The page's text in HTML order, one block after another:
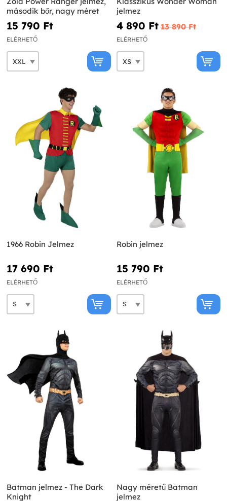
második bőr, nagy méret
15 790 Ft‎
ELÉRHETŐ
jelmez
4 890 Ft‎ 13 890 Ft‎
ELÉRHETŐ
1966 Robin Jelmez
17 690 Ft‎
ELÉRHETŐ
Robin jelmez
15 790 Ft‎
ELÉRHETŐ
Batman jelmez - The Dark
Knight
Nagy méretű Batman
jelmez